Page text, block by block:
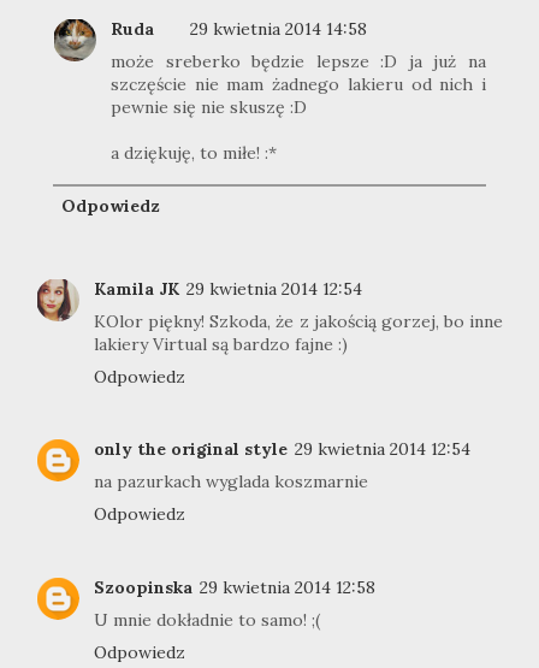
Ruda
29 kwietnia 2014 14:58
może sreberko będzie lepsze :D ja już na
szczęście nie mam żadnego lakieru od nich i
pewnie się nie skuszę :D
a dziękuję, to miłe! :*
Odpowiedz
Kamila JK 29 kwietnia 2014 12:54
KOlor piękny! Szkoda, że z jakością gorzej, bo inne
lakiery Virtual są bardzo fajne :)
Odpowiedz
only the original style 29 kwietnia 2014 12:54
na pazurkach wyglada koszmarnie
Odpowiedz
Szoopinska 29 kwietnia 2014 12:58
U mnie dokładnie to samo! ;(
Odpowiedz